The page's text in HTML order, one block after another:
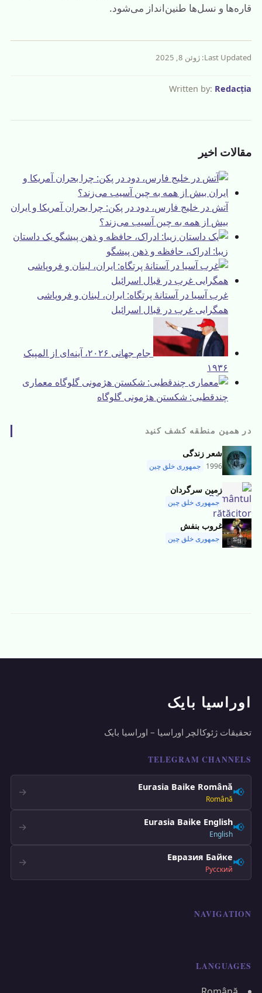
قاره‌ها و نسل‌ها طنین‌انداز می‌شود.
Last Updated: ژوئن 8, 2025
Written by: Redacția
مقالات اخیر
آتش در خلیج فارس، دود در پکن: چرا بحران آمریکا و ایران
بیش از همه به چین آسیب می‌زند؟
یک داستان
زیبا: ادراک، حافظه و ذهن پیشگو
غرب آسیا در آستانهٔ پرتگاه: ایران، لبنان و فروپاشی
همگرایی غرب در قبال اسرائیل
جام جهانی ۲۰۲۶، آینه‌ای از المپیک
۱۹۳۶
معماری
چندقطبی: شکستن هژمونی گلوگاه
در همین منطقه کشف کنید
شعر زندگی
1996 جمهوری خلق چین
زمین سرگردان
جمهوری خلق چین
غروب بنفش
جمهوری خلق چین
اوراسیا بایک
تحقیقات ژئوکالچر اوراسیا – اوراسیا بایک
TELEGRAM CHANNELS
📢
Eurasia Baike Română
Română
→
📢
Eurasia Baike English
English
→
📢
Евразия Байке
Русский
→
NAVIGATION
LANGUAGES